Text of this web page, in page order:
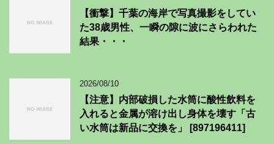
【衝撃】千葉の海岸で写真撮影をしてい
た38歳男性、一瞬の隙に波にさらわれた
結果・・・
2026/08/10
【注意】内部破損した水筒に酸性飲料を
入れると金属が溶け出し身体を壊す「古
い水筒は新品に交換を」 [897196411]